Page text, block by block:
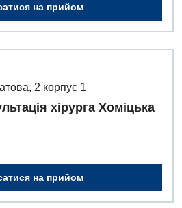
на прийом
2 корпус 1
хірурга Хоміцька
на прийом